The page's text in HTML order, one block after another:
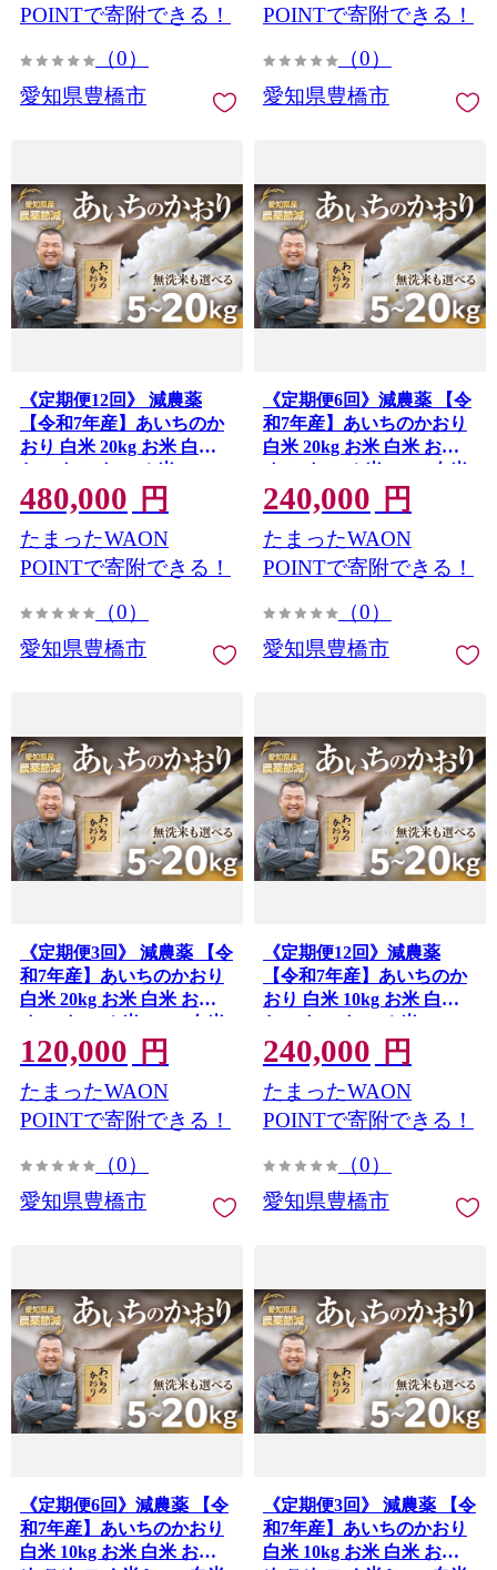
POINTで寄附できる！
（0）
愛知県豊橋市
POINTで寄附できる！
（0）
愛知県豊橋市
《定期便12回》 減農薬
【令和7年産】あいちのか
おり 白米 20kg お米 白米
おこめ こめ コメ 米 kome
白米 20キロ 精米 令和7年
高評価 高レビュー 産地直
送 送料無料 愛知県 豊橋市
480,000 円
たまったWAON
POINTで寄附できる！
（0）
愛知県豊橋市
《定期便6回》減農薬 【令
和7年産】あいちのかおり
白米 20kg お米 白米 おこ
め こめ コメ 米 kome 白米
20キロ 精米 令和7年 高評
価 高レビュー 産地直送 送
料無料 愛知県 豊橋市
240,000 円
たまったWAON
POINTで寄附できる！
（0）
愛知県豊橋市
《定期便3回》 減農薬 【令
和7年産】あいちのかおり
白米 20kg お米 白米 おこ
め こめ コメ 米 kome 白米
20キロ 精米 令和7年 高評
価 高レビュー 産地直送 送
料無料 愛知県 豊橋市
120,000 円
たまったWAON
POINTで寄附できる！
（0）
愛知県豊橋市
《定期便12回》減農薬
【令和7年産】あいちのか
おり 白米 10kg お米 白米
おこめ こめ コメ 米 kome
白米 10キロ 精米 令和7年
高評価 高レビュー 産地直
送 送料無料 愛知県 豊橋市
240,000 円
たまったWAON
POINTで寄附できる！
（0）
愛知県豊橋市
《定期便6回》減農薬 【令
和7年産】あいちのかおり
白米 10kg お米 白米 おこ
《定期便3回》 減農薬 【令
和7年産】あいちのかおり
白米 10kg お米 白米 おこ